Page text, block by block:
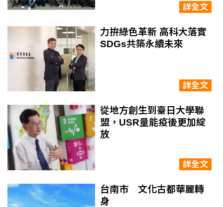
詳全文
力拚綠色革新 高科大落實
SDGs共築永續未來
詳全文
從地方創生到臺日大學聯
盟，USR量能疫後更加綻
放
詳全文
台南市 文化古都華麗轉
身